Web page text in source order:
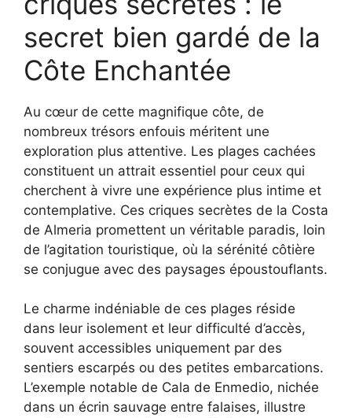
secret bien gardé de la
Côte Enchantée
Au cœur de cette magnifique côte, de
nombreux trésors enfouis méritent une
exploration plus attentive. Les plages cachées
constituent un attrait essentiel pour ceux qui
cherchent à vivre une expérience plus intime et
contemplative. Ces criques secrètes de la Costa
de Almeria promettent un véritable paradis, loin
de l’agitation touristique, où la sérénité côtière
se conjugue avec des paysages époustouflants.
Le charme indéniable de ces plages réside
dans leur isolement et leur difficulté d’accès,
souvent accessibles uniquement par des
sentiers escarpés ou des petites embarcations.
L’exemple notable de Cala de Enmedio, nichée
dans un écrin sauvage entre falaises, illustre